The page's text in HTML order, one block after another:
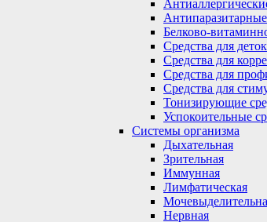
Антипаразитарные
Белково-
Средства для
Средства для
Средства для
Средства для
Тонизирующие
Успокоительные
Системы организма
Дыхательная
Зрительная
Иммунная
Лимфатическая
Нервная